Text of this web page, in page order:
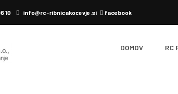
10 info@rc-ribnicakocevje.si facebook
DOMOV RC
za zagon podjetij